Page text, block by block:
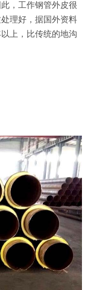
，工作钢管外皮很
理好，据国外资料
上，比传统的地沟